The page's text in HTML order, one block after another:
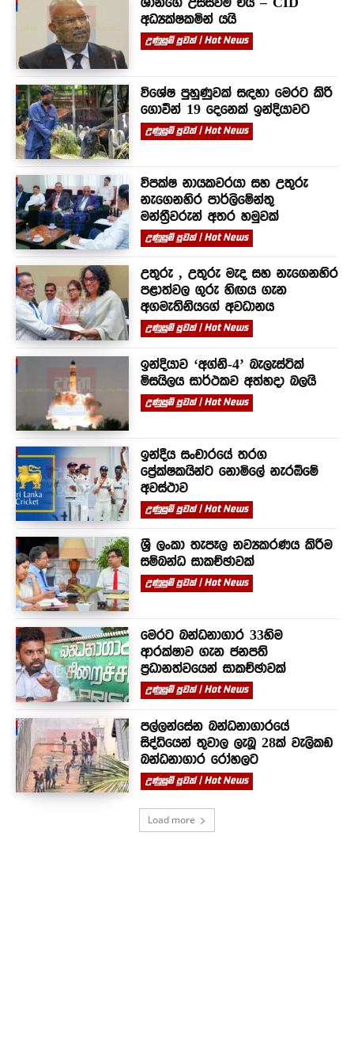
අධ්‍යක්ෂකමින් යයි
උණුසුම් පුවත් | Hot News
විශේෂ පුහුණුවක් සඳහා මෙරට කිරි
ගොවීන් 19 දෙනෙක් ඉන්දියාවට
උණුසුම් පුවත් | Hot News
විපක්ෂ නායකවරයා සහ උතුරු
නැගෙනහිර පාර්ලිමේන්තු
මන්ත්‍රීවරුන් අතර හමුවක්
උණුසුම් පුවත් | Hot News
උතුරු , උතුරු මැද සහ නැගෙනහිර
පළාත්වල ගුරු හිඟය ගැන
අගමැතිනියගේ අවධානය
උණුසුම් පුවත් | Hot News
ඉන්දියාව ‘අග්නි-4’ බැලැස්ටික්
මිසයිලය සාර්ථකව අත්හදා බලයි
උණුසුම් පුවත් | Hot News
ඉන්දීය සංචාරයේ තරග
ප්‍රේක්ෂකයින්ට නොමිලේ නැරඹීමේ
අවස්ථාව
උණුසුම් පුවත් | Hot News
ශ්‍රී ලංකා තැපෑල නව්‍යකරණය කිරීම
සම්බන්ධ සාකච්ඡාවක්
උණුසුම් පුවත් | Hot News
මෙරට බන්ධනාගාර 33හිම
ආරක්ෂාව ගැන ජනපති
ප්‍රධානත්වයෙන් සාකච්ඡාවක්
උණුසුම් පුවත් | Hot News
පල්ලන්සේන බන්ධනාගාරයේ
සිද්ධියෙන් තුවාල ලැබූ 28ක් වැලිකඩ
බන්ධනාගාර රෝහලට
උණුසුම් පුවත් | Hot News
Load more